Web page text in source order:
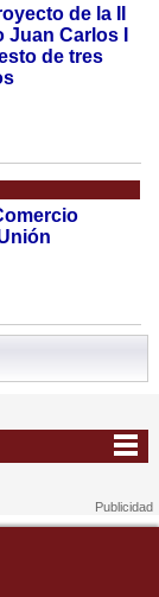
de la II
Juan Carlos I
de tres